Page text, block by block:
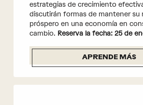
estrategias de crecimiento
discutirán formas de mantener su
próspero en una economía en
cambio. Reserva la fecha: 25 de
APRENDE MÁS